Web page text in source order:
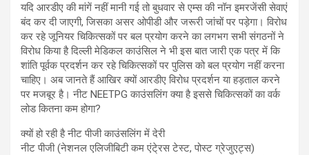
यदि आरडीए की मांगें नहीं मानी गई तो बुधवार से एम्स की नॉन इमरजेंसी सेवाएं
बंद कर दी जाएगी, जिसका असर ओपीडी और जरूरी जांचों पर पड़ेगा। विरोध
कर रहे जूनियर चिकित्सकों पर बल प्रयोग करने का लगभग सभी संगठनों ने
विरोध किया है दिल्ली मेडिकल काउंसिल ने भी इस बात जारी एक पत्र में कि
शांति पूर्वक प्रदर्शन कर रहे चिकित्सकों पर पुलिस को बल प्रयोग नहीं करना
चाहिए। अब जानते हैं आखिर क्यों आरडीए विरोध प्रदर्शन या हड़ताल करने
पर मजबूर है। नीट NEETPG काउंसलिंग क्या है इससे चिकित्सकों का वर्क
लोड कितना कम होगा?
क्यों हो रही है नीट पीजी काउंसलिंग में देरी
नीट पीजी (नेशनल एलिजीबिटी कम एंटे्रस टेस्ट, पोस्ट ग्रेजुएट्स)